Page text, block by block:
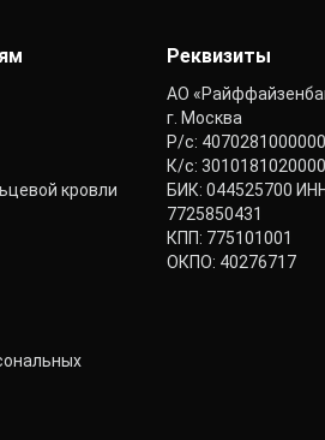
кровли
Реквизиты
АО
г. Москва
Р/с:
К/с:
БИК: 044525700
7725850431
КПП: 775101001
ОКПО: 40276717